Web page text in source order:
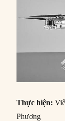
Thực hiện:
Phương